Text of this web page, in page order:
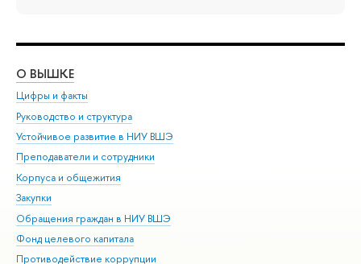
О ВЫШКЕ
Цифры и факты
Руководство и структура
Устойчивое развитие в НИУ ВШЭ
Преподаватели и сотрудники
Корпуса и общежития
Закупки
Обращения граждан в НИУ ВШЭ
Фонд целевого капитала
Противодействие коррупции